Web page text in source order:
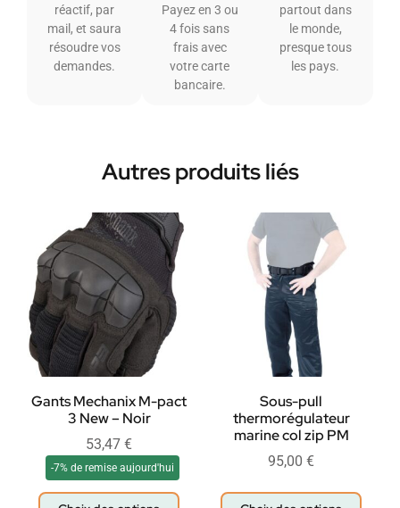
réactif, par
mail, et saura
résoudre vos
demandes.
Payez en 3 ou
4 fois sans
frais avec
votre carte
bancaire.
partout dans
le monde,
presque tous
les pays.
Autres produits liés
Gants Mechanix M-pact
3 New – Noir
53,47 €
-7% de remise aujourd'hui
Sous-pull
thermorégulateur
marine col zip PM
95,00 €